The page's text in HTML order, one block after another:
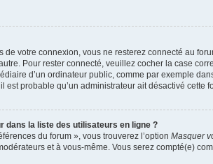
de votre connexion, vous ne resterez connecté au
Pour rester connecté, veuillez cocher la case
d’un ordinateur public, comme par exemple
est probable qu’un administrateur ait désactivé cette
dans la liste des utilisateurs en ligne ?
du forum », vous trouverez l’option Masquer
et à vous-même. Vous serez compté(e)